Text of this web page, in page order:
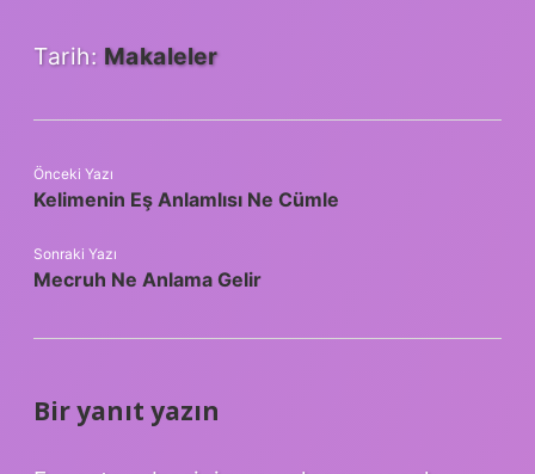
Tarih: Makaleler
Önceki Yazı
Kelimenin Eş Anlamlısı Ne Cümle
Sonraki Yazı
Mecruh Ne Anlama Gelir
Bir yanıt yazın